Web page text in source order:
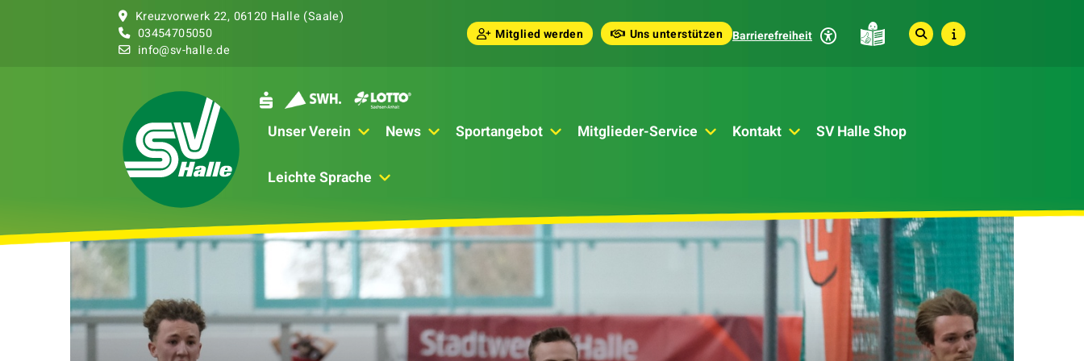
Kreuzvorwerk 22, 06120 Halle (Saale)
03454705050
info@sv-halle.de
Mitglied werden Uns unterstützen Barrierefreiheit
Unser Verein News Sportangebot Mitglieder-Service Kontakt SV Halle Shop
Leichte Sprache